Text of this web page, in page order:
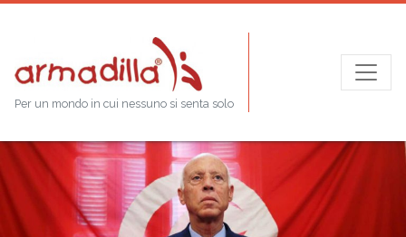
Per un mondo in cui nessuno si senta solo